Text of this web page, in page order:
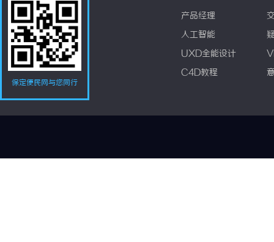
保定便民网与您同行
产品经理
人工智能
UXD全能设计
C4D教程